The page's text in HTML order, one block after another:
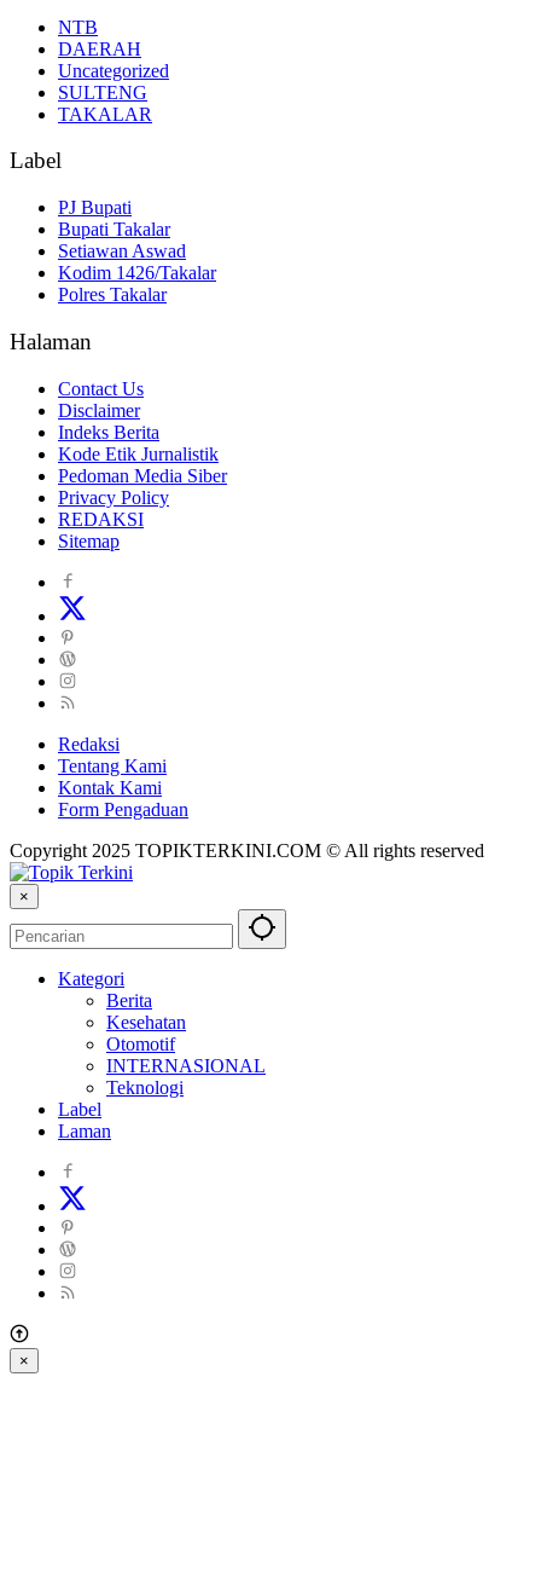
NTB
DAERAH
Uncategorized
SULTENG
TAKALAR
Label
PJ Bupati
Bupati Takalar
Setiawan Aswad
Kodim 1426/Takalar
Polres Takalar
Halaman
Contact Us
Disclaimer
Indeks Berita
Kode Etik Jurnalistik
Pedoman Media Siber
Privacy Policy
REDAKSI
Sitemap
Redaksi
Tentang Kami
Kontak Kami
Form Pengaduan
Copyright 2025 TOPIKTERKINI.COM © All rights reserved
×
Kategori
Berita
Kesehatan
Otomotif
INTERNASIONAL
Teknologi
Label
Laman
×